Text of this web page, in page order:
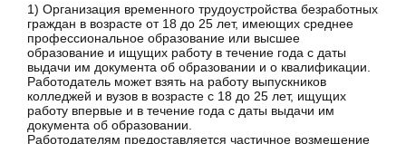
1) Организация временного трудоустройства безработных
граждан в возрасте от 18 до 25 лет, имеющих среднее
профессиональное образование или высшее
образование и ищущих работу в течение года с даты
выдачи им документа об образовании и о квалификации.
Работодатель может взять на работу выпускников
колледжей и вузов в возрасте с 18 до 25 лет, ищущих
работу впервые и в течение года с даты выдачи им
документа об образовании.
Работодателям предоставляется частичное возмещение